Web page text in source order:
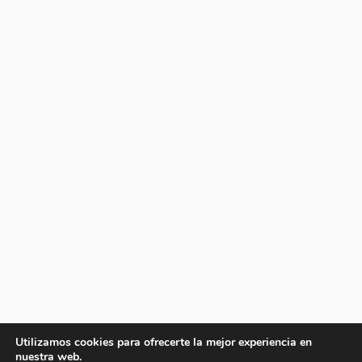
Utilizamos cookies para ofrecerte la mejor experiencia en
nuestra web.